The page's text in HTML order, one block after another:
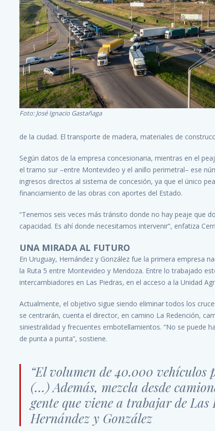
Foto: José Ignacio Gastañaga
de la ciudad. El transporte de madera, materiales de
Según datos de la empresa concesionaria, mientras en el
el tramo sur –entre Montevideo y el anillo perimetral– ese
ingresos directos al sistema de concesión, ya que el único
financiamiento de las obras con aportes del Estado.
“Tenemos seis veces más tránsito donde no hay peaje que
capacidad. Es ahí donde necesitamos intervenir”, enfatiza
UNA MIRADA AL FUTURO
En Uruguay, Hernández y González fue la primera empresa
la Ruta 5 entre Montevideo y Mendoza. Entre lo trabajado
intercambiadores en Las Piedras, en el acceso a la Unidad
Actualmente, el objetivo sigue siendo eliminar todos los
se centrarán, cuenta el director, en camino La Redención,
siniestralidad y frecuentes embotellamientos. “No se puede
de punta a punta”, sostiene.
“El volumen de 40.000 vehículos
(…) Además, mezcla desde
gente que viene a trabajar de
Hernández y González